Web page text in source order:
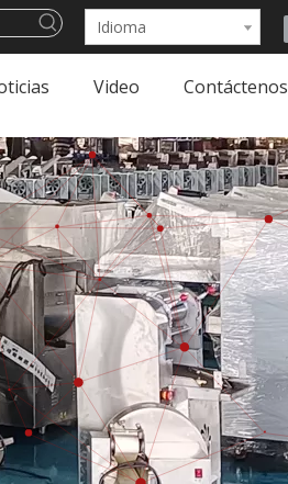
Idioma
Video Contáctenos